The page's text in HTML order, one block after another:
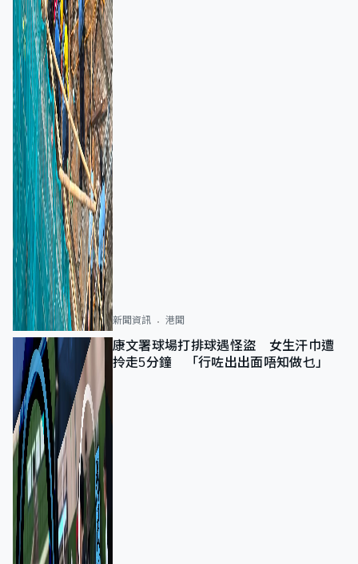
新聞資訊 港聞
康文署球場打排球遇怪盜 女生汗巾遭
拎走5分鐘 「行咗出出面唔知做乜」